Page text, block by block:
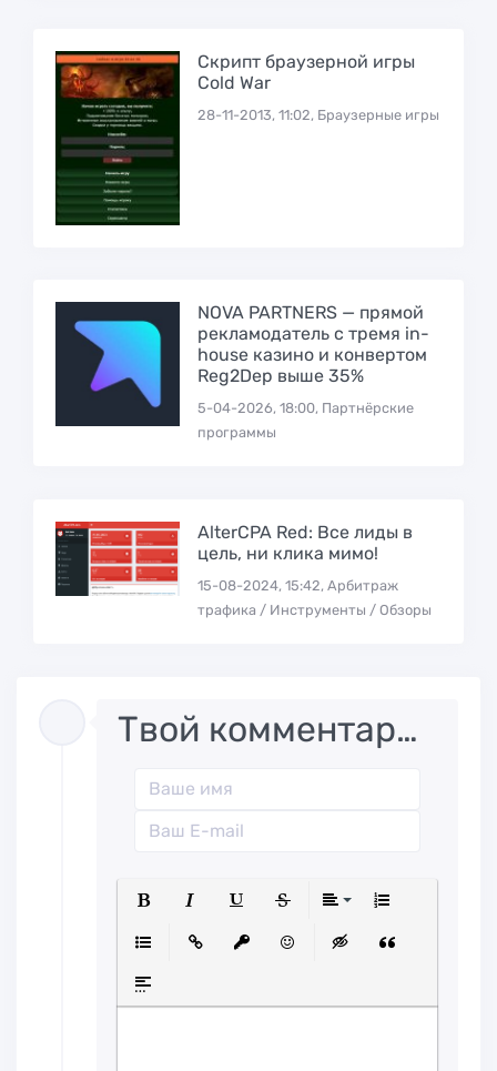
Скрипт браузерной игры
Cold War
28-11-2013, 11:02, Браузерные игры
NOVA PARTNERS — прямой
рекламодатель с тремя in-
house казино и конвертом
Reg2Dep выше 35%
5-04-2026, 18:00, Партнёрские
программы
AlterCPA Red: Все лиды в
цель, ни клика мимо!
15-08-2024, 15:42, Арбитраж
трафика / Инструменты / Обзоры
Твой комментарий..
Вставка спойлера